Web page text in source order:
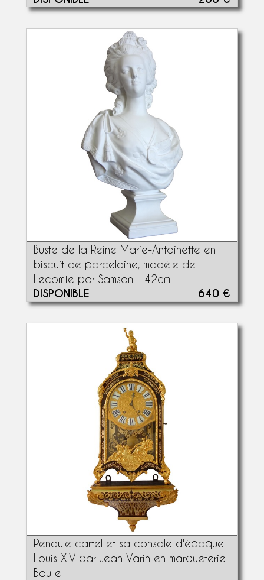
Buste de la Reine Marie-Antoinette en
biscuit de porcelaine, modèle de
Lecomte par Samson - 42cm
DISPONIBLE 640 €
Pendule cartel et sa console d'époque
Louis XIV par Jean Varin en marqueterie
Boulle